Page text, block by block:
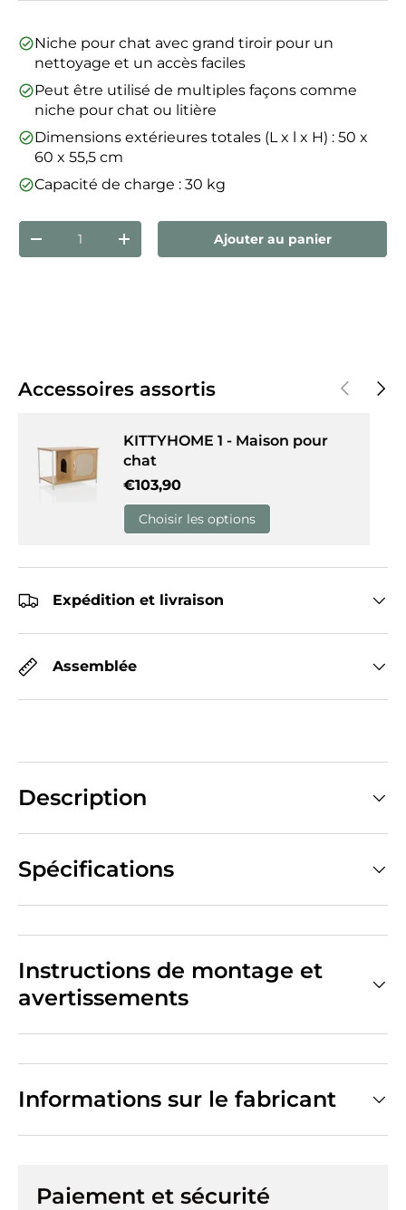
Niche pour chat avec grand tiroir pour un
nettoyage et un accès faciles
Peut être utilisé de multiples façons comme
niche pour chat ou litière
Dimensions extérieures totales (L x l x H) : 50 x
60 x 55,5 cm
Capacité de charge : 30 kg
Diminuer la quantitéAugmenter la quantité
Ajouter au panier
Accessoires assortis Précédent
KITTYHOME 1 - Maison pour
chat
Prix habituel
€103,90
Choisir les options
Expédition et livraison
Assemblée
Description
Spécifications
Instructions de montage et
avertissements
Informations sur le fabricant
Paiement et sécurité